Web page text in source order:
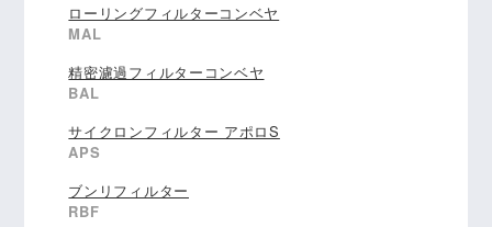
ローリングフィルターコンベヤ
MAL
精密濾過フィルターコンベヤ
BAL
サイクロンフィルター アポロS
APS
ブンリフィルター
RBF